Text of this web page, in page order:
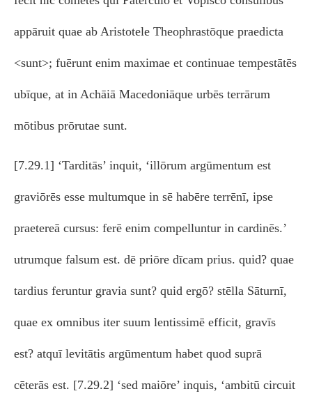
appāruit quae ab Aristotele Theophrastōque praedicta
<sunt>; fuērunt enim maximae et continuae tempestātēs
ubīque, at in Achāiā Macedoniāque urbēs terrārum
mōtibus prōrutae sunt.
[7.29.1] ‘Tarditās’ inquit, ‘illōrum argūmentum est
graviōrēs esse multumque in sē habēre terrēnī, ipse
praetereā cursus: ferē enim compelluntur in cardinēs.’
utrumque falsum est. dē priōre dīcam prius. quid? quae
tardius feruntur gravia sunt? quid ergō? stēlla Sāturnī,
quae ex omnibus iter suum lentissimē efficit, gravīs
est? atquī levitātis argūmentum habet quod suprā
cēterās est. [7.29.2] ‘sed maiōre’ inquis, ‘ambitū circuit